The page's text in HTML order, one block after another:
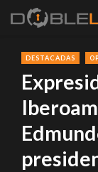
DESTACADAS